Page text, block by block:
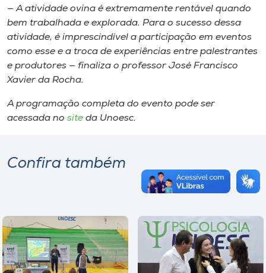
— A atividade ovina é extremamente rentável quando
bem trabalhada e explorada. Para o sucesso dessa
atividade, é imprescindível a participação em eventos
como esse e a troca de experiências entre palestrantes
e produtores — finaliza o professor José Francisco
Xavier da Rocha.
A programação completa do evento pode ser
acessada no site da Unoesc.
Confira também